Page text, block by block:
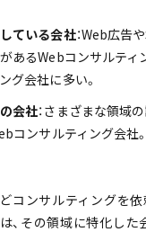
ている会社：Web広告
あるWebコンサルティ
グ会社に多い。
会社：さまざまな領域
コンサルティング会社
コンサルティングを
、その領域に特化し